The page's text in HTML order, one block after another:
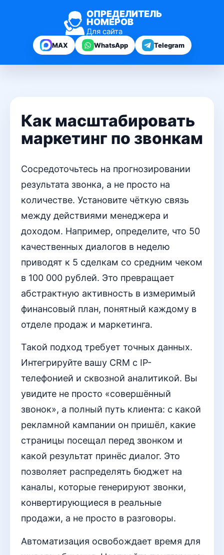
ОПРЕДЕЛИТЕЛЬ
НОМЕРОВ
Для сайта
MAX WhatsApp Telegram
Как масштабировать
маркетинг по звонкам
Сосредоточьтесь на прогнозировании
результата звонка, а не просто на
количестве. Установите чёткую связь
между действиями менеджера и
доходом. Например, определите, что 50
качественных диалогов в неделю
приводят к 5 сделкам со средним чеком
в 100 000 рублей. Это превращает
абстрактную активность в измеримый
финансовый план, понятный каждому в
отделе продаж и маркетинга.
Такой подход требует точных данных.
Интегрируйте вашу CRM с IP-
телефонией и сквозной аналитикой. Вы
увидите не просто «совершённый
звонок», а полный путь клиента: с какой
рекламной кампании он пришёл, какие
страницы посещал перед звонком и
какой результат принёс диалог. Это
позволяет распределять бюджет на
каналы, которые генерируют звонки,
конвертирующиеся в реальные
продажи, а не просто в разговоры.
Автоматизация освобождает время для